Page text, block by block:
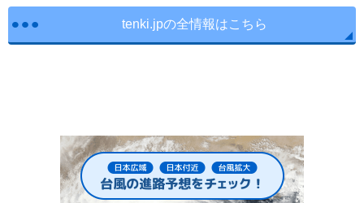
tenki.jpの全情報はこちら